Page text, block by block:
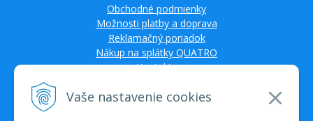
Vaše nastavenie cookies
Obchodné podmienky
Možnosti platby a doprava
Reklamačný poriadok
Nákup na splátky QUATRO
Kontakty